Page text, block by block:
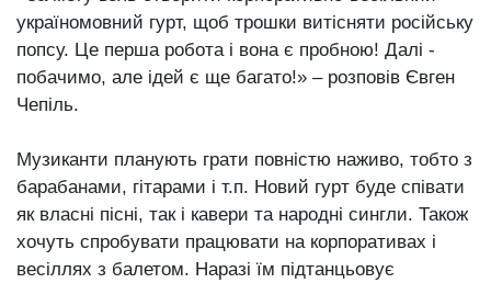
україномовний гурт, щоб трошки витісняти російську
попсу. Це перша робота і вона є пробною! Далі -
побачимо, але ідей є ще багато!» – розповів Євген
Чепіль.
Музиканти планують грати повністю наживо, тобто з
барабанами, гітарами і т.п. Новий гурт буде співати
як власні пісні, так і кавери та народні сингли. Також
хочуть спробувати працювати на корпоративах і
весіллях з балетом. Наразі їм підтанцьовує